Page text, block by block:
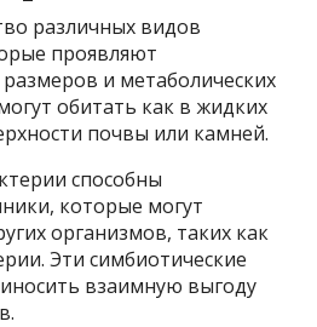
различных видов
проявляют
и метаболических
обитать как в жидких
почвы или камней.
способны
которые могут
организмов, таких как
Эти симбиотические
взаимную выгоду